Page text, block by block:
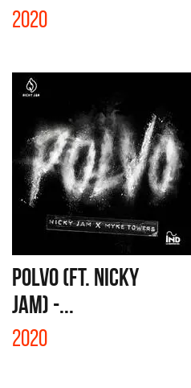
2020
POLVO (FT. NICKY
JAM) -...
2020